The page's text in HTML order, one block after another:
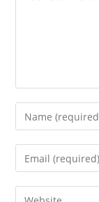
Enter
your
name
Enter
your
email
Enter